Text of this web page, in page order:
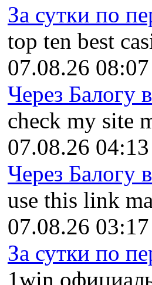
За сутки по
top ten best
07.08.26 08:07
Через Балогу
check my site
07.08.26 04:13
Через Балогу
use this link
07.08.26 03:17
За сутки по
1win